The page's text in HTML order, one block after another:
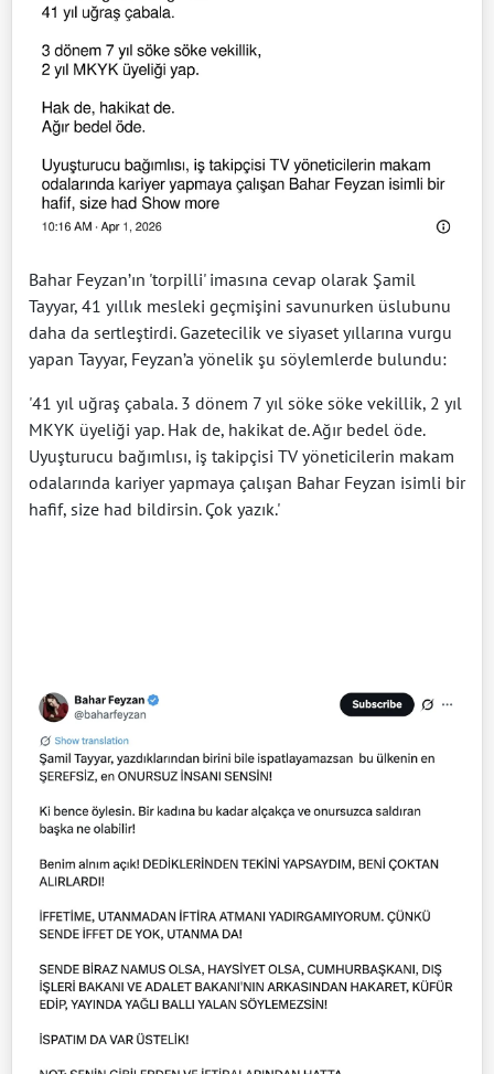
Bahar Feyzan’ın 'torpilli' imasına cevap olarak Şamil
Tayyar, 41 yıllık mesleki geçmişini savunurken üslubunu
daha da sertleştirdi. Gazetecilik ve siyaset yıllarına vurgu
yapan Tayyar, Feyzan’a yönelik şu söylemlerde bulundu:
'41 yıl uğraş çabala. 3 dönem 7 yıl söke söke vekillik, 2 yıl
MKYK üyeliği yap. Hak de, hakikat de. Ağır bedel öde.
Uyuşturucu bağımlısı, iş takipçisi TV yöneticilerin makam
odalarında kariyer yapmaya çalışan Bahar Feyzan isimli bir
hafif, size had bildirsin. Çok yazık.'